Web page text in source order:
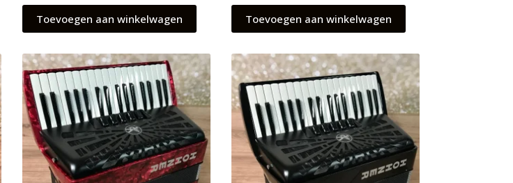
Toevoegen aan winkelwagen Toevoegen aan winkelwagen